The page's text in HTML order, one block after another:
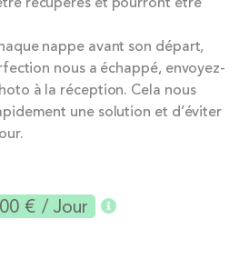
nappe avant son départ,
nous a échappé, envoyez-
à la réception. Cela nous
une solution et d’éviter
€ / Jour